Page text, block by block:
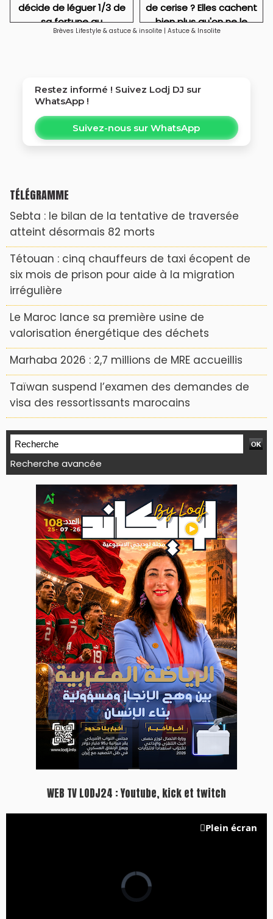
décide de léguer 1/3 de
sa fortune au
développement de
de cerise ? Elles cachent
bien plus qu'on ne le
croit
Brèves Lifestyle & astuce & insolite | Astuce & Insolite
Restez informé ! Suivez Lodj DJ sur
WhatsApp !
Suivez-nous sur WhatsApp
TÉLÉGRAMME
Sebta : le bilan de la tentative de traversée
atteint désormais 82 morts
Tétouan : cinq chauffeurs de taxi écopent de
six mois de prison pour aide à la migration
irrégulière
Le Maroc lance sa première usine de
valorisation énergétique des déchets
Marhaba 2026 : 2,7 millions de MRE accueillis
Taïwan suspend l’examen des demandes de
visa des ressortissants marocains
Recherche avancée
WEB TV LODJ24 : Youtube, kick et twitch
Plein écran